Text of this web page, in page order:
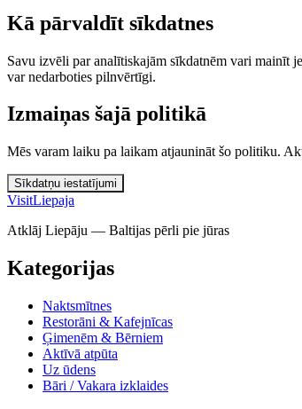
Kā pārvaldīt sīkdatnes
Savu izvēli par analītiskajām sīkdatnēm vari mainīt
var nedarboties pilnvērtīgi.
Izmaiņas šajā politikā
Mēs varam laiku pa laikam atjaunināt šo politiku.
Sīkdatņu iestatījumi
VisitLiepaja
Atklāj Liepāju — Baltijas pērli pie jūras
Kategorijas
Naktsmītnes
Restorāni & Kafejnīcas
Ģimenēm & Bērniem
Aktīvā atpūta
Uz ūdens
Bāri / Vakara izklaides